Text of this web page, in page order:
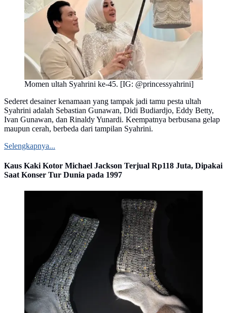
Momen ultah Syahrini ke-45. [IG: @princessyahrini]
Sederet desainer kenamaan yang tampak jadi tamu pesta ultah
Syahrini adalah Sebastian Gunawan, Didi Budiardjo, Eddy Betty,
Ivan Gunawan, dan Rinaldy Yunardi. Keempatnya berbusana gelap
maupun cerah, berbeda dari tampilan Syahrini.
Selengkapnya...
Kaus Kaki Kotor Michael Jackson Terjual Rp118 Juta, Dipakai
Saat Konser Tur Dunia pada 1997